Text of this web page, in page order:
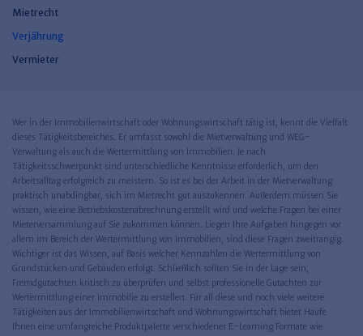
Mietrecht
Verjährung
Vermieter
Wer in der Immobilienwirtschaft oder Wohnungswirtschaft tätig ist, kennt die Vielfalt
dieses Tätigkeitsbereiches. Er umfasst sowohl die Mietverwaltung und WEG-
Verwaltung als auch die Wertermittlung von Immobilien. Je nach
Tätigkeitsschwerpunkt sind unterschiedliche Kenntnisse erforderlich, um den
Arbeitsalltag erfolgreich zu meistern. So ist es bei der Arbeit in der Mietverwaltung
praktisch unabdingbar, sich im Mietrecht gut auszukennen. Außerdem müssen Sie
wissen, wie eine Betriebskostenabrechnung erstellt wird und welche Fragen bei einer
Mieterversammlung auf Sie zukommen können. Liegen Ihre Aufgaben hingegen vor
allem im Bereich der Wertermittlung von Immobilien, sind diese Fragen zweitrangig.
Wichtiger ist das Wissen, auf Basis welcher Kennzahlen die Wertermittlung von
Grundstücken und Gebäuden erfolgt. Schließlich sollten Sie in der Lage sein,
Fremdgutachten kritisch zu überprüfen und selbst professionelle Gutachten zur
Wertermittlung einer Immobilie zu erstellen. Für all diese und noch viele weitere
Tätigkeiten aus der Immobilienwirtschaft und Wohnungswirtschaft bietet Haufe
Ihnen eine umfangreiche Produktpalette verschiedener E-Learning Formate wie